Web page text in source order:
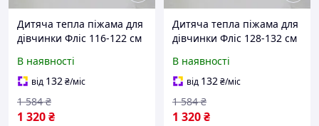
Дитяча тепла піжама для
дівчинки Фліс 116-122 см
Sexen SS23075_k
В наявності
від 132₴/міс
1 320₴
1 584 ₴
Дитяча тепла піжама для
дівчинки Фліс 128-132 см
Sexen SS23075_k
В наявності
від 132₴/міс
1 320₴
1 584 ₴